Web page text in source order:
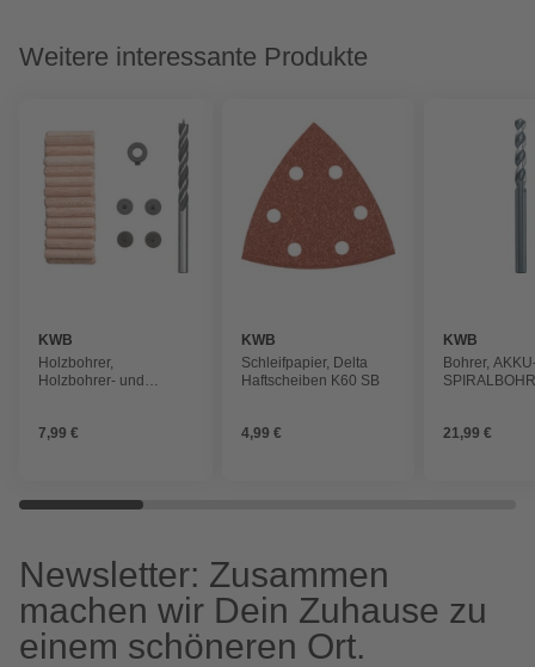
Weitere interessante Produkte
KWB
Holzbohrer,
Holzbohrer- und
7,99 €
KWB
Schleifpapier, Delta
Haftscheiben K60 SB
4,99 €
KWB
Bohrer,
21,99 €
Newsletter: Zusammen
machen wir Dein Zuhause zu
einem schöneren Ort.